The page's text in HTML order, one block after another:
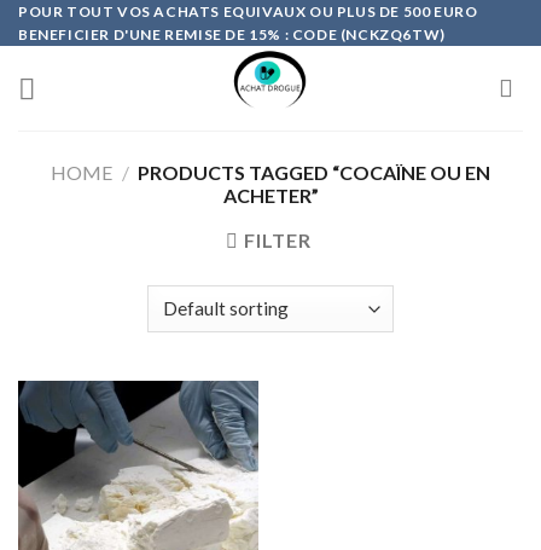
Skip
to
content
POUR TOUT VOS ACHATS EQUIVAUX OU PLUS DE 500 EURO
BENEFICIER D'UNE REMISE DE 15% : CODE (NCKZQ6TW)
HOME / PRODUCTS TAGGED “COCAÏNE OU EN
ACHETER”
FILTER